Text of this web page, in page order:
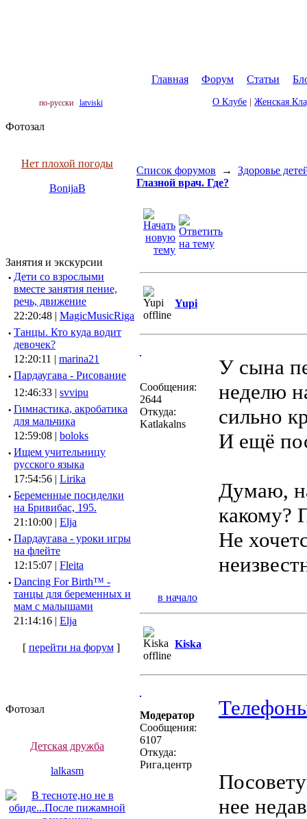
Главная Форум Статьи
по-русски latviski О Клубе Женская
Фотозал
Нет плохой погоды
BonijaB
Занятия и экскурсии
· Дети со взрослыми
вместе занятия пение,
речь, движение
22:20:48 | MagicMusicRiga
· Танцы. Кто куда водит
девочек?
12:20:11 | marina21
· Пардаугава - Рисование
12:46:33 | svvipu
· Гимнастика, акробатика
для мальчика
12:59:08 | boloks
· Ищем учительницу
русского языка
17:54:56 | Lirika
· Беременные посиделки
на Бривибас, 195.
21:10:00 | Elja
· Пардаугава - уроки игры
на флейте
12:15:07 | Fleita
· Dancing For Birth™ -
танцы для беременных и
мам с малышами
21:14:16 | Elja
[ перейти на форум]
Фотозал
Детская дружба
lalkasm
Список форумов → Здоровье
Глазной врач. Где?
Yupi
Сообщения:
2644
Откуда:
Katlakalns
У сына
неделю
сильно
И ещё
Думаю,
какому?
Не
в начало
Kiska
Модератор
Сообщения:
6107
Откуда:
Рига,центр
нее